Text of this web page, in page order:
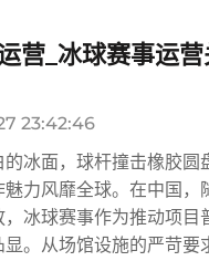
营_冰球赛事运
23:42:46
的冰面，球杆撞击橡胶
力风靡全球。在中国
，冰球赛事作为推动项
显。从场馆设施的严苛